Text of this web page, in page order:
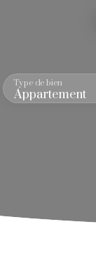
Appartement
Type de bien